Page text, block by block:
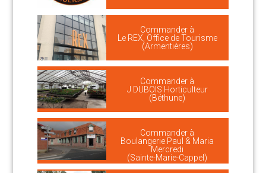
Commander à
Le REX, Office de Tourisme
(Armentières)
Commander à
J DUBOIS Horticulteur
(Béthune)
Commander à
Boulangerie Paul & Maria
Mercredi
(Sainte-Marie-Cappel)